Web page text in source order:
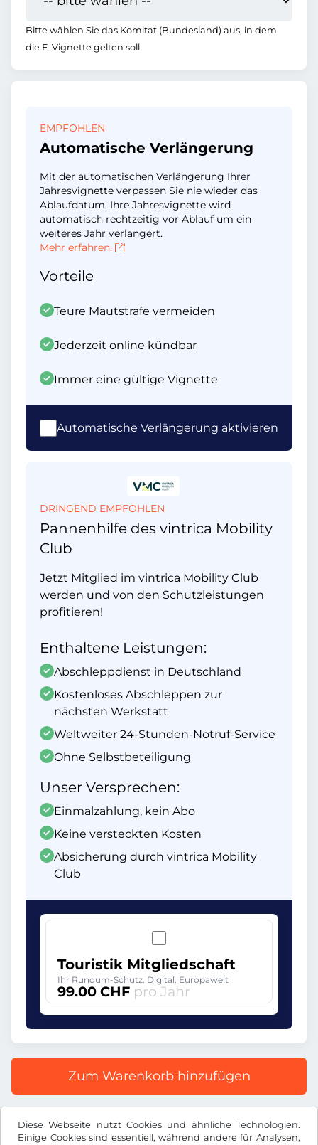
Diese Webseite nutzt Cookies und ähnliche Technologien.
Einige Cookies sind essentiell, während andere für Analysen,
Bitte wählen Sie das Komitat (Bundesland) aus, in dem
die E-Vignette gelten soll.
EMPFOHLEN
Automatische Verlängerung
Mit der automatischen Verlängerung Ihrer
Jahresvignette verpassen Sie nie wieder das
Ablaufdatum. Ihre Jahresvignette wird
automatisch rechtzeitig vor Ablauf um ein
weiteres Jahr verlängert.
Mehr erfahren.
Vorteile
Teure Mautstrafe vermeiden
Jederzeit online kündbar
Immer eine gültige Vignette
Automatische Verlängerung aktivieren
DRINGEND EMPFOHLEN
Pannenhilfe des vintrica Mobility
Club
Jetzt Mitglied im vintrica Mobility Club
werden und von den Schutzleistungen
profitieren!
Enthaltene Leistungen:
Abschleppdienst in Deutschland
Kostenloses Abschleppen zur
nächsten Werkstatt
Weltweiter 24-Stunden-Notruf-Service
Ohne Selbstbeteiligung
Unser Versprechen:
Einmalzahlung, kein Abo
Keine versteckten Kosten
Absicherung durch vintrica Mobility
Club
Touristik Mitgliedschaft
Ihr Rundum-Schutz. Digital. Europaweit
99.00 CHF pro Jahr
Zum Warenkorb hinzufügen
Alle Preise inkl. gesetzlicher MwSt.